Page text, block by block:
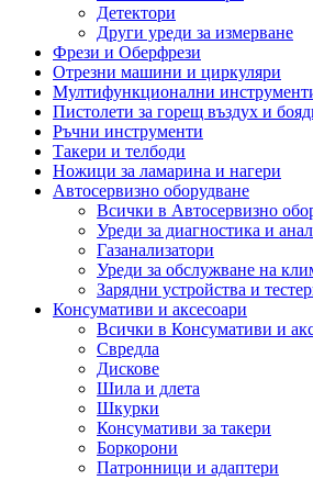
Детектори
Други уреди за измерване
Фрези и Оберфрези
Отрезни машини и циркуляри
Мултифункционални
Пистолети за горещ въздух и
Ръчни инструменти
Такери и телбоди
Ножици за ламарина и нагери
Автосервизно оборудване
Всички в Автосервизно
Уреди за диагностика и
Газанализатори
Уреди за обслужване на
Зарядни устройства и
Консумативи и аксесоари
Всички в Консумативи и
Свредла
Дискове
Шила и длета
Шкурки
Консумативи за такери
Боркорони
Патронници и адаптери